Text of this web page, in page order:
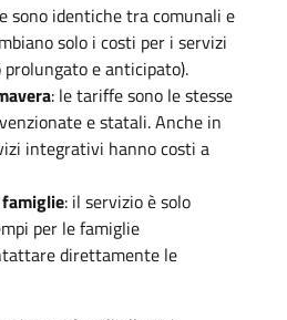
sono identiche tra comunali e
solo i costi per i servizi
e anticipato).
: le tariffe sono le stesse
e statali. Anche in
integrativi hanno costi a
famiglie: il servizio è solo
per le famiglie
direttamente le